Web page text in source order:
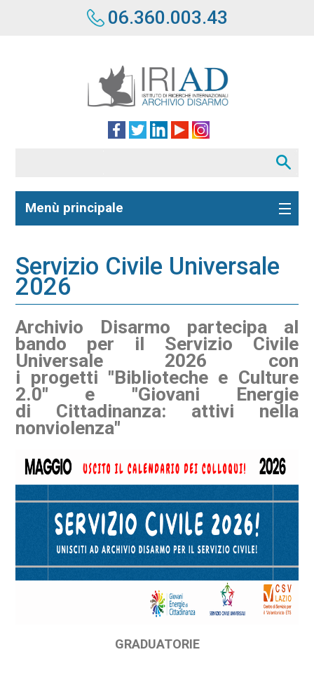
06.360.003.43
Menù principale
Servizio Civile Universale
2026
Archivio Disarmo partecipa al
bando per il Servizio Civile
Universale 2026 con
i progetti "Biblioteche e Culture
2.0" e "Giovani Energie
di Cittadinanza: attivi nella
nonviolenza"
GRADUATORIE